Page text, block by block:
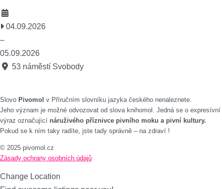
04.09.2026
–
05.09.2026
53 náměstí Svobody
Slovo Pivomol v Příručním slovníku jazyka českého nenaleznete.
Jeho význam je možné odvozovat od slova knihomol. Jedná se o expresívní
výraz označující náruživého příznivce pivního moku a pivní kultury.
Pokud se k ním taky radíte, jste tady správně – na zdraví !
© 2025 pivomol.cz
Zásady ochrany osobních údajů
Change Location